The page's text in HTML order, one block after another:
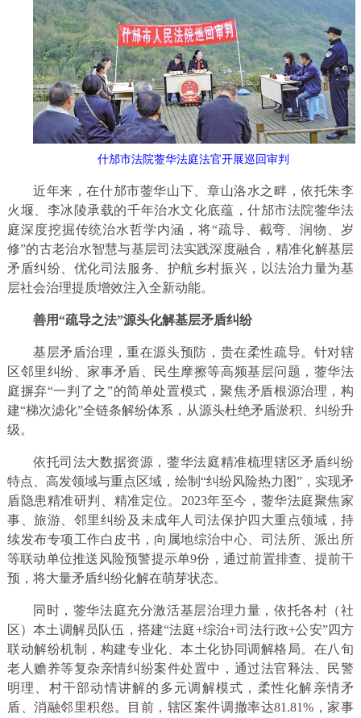
什邡市法院蓥华法庭法官开展巡回审判
近年来，在什邡市蓥华山下、章山洛水之畔，依托朱李
火堰、李冰陵承载的千年治水文化底蕴，什邡市法院蓥华法
庭深度挖掘传统治水哲学内涵，将“疏导、截弯、润物、岁
修”的古老治水智慧与基层司法实践深度融合，精准化解基层
矛盾纠纷、优化司法服务、护航乡村振兴，以法治力量为基
层社会治理提质增效注入全新动能。
善用“疏导之法”源头化解基层矛盾纠纷
基层矛盾治理，重在源头预防，贵在柔性疏导。针对辖
区邻里纠纷、家事矛盾、民生摩擦等高频基层问题，蓥华法
庭摒弃“一判了之”的简单处置模式，聚焦矛盾根源治理，构
建“梯次滤化”全链条解纷体系，从源头杜绝矛盾淤积、纠纷升
级。
依托司法大数据资源，蓥华法庭精准梳理辖区矛盾纠纷
特点、高发领域与重点区域，绘制“纠纷风险热力图”，实现矛
盾隐患精准研判、精准定位。2023年至今，蓥华法庭聚焦家
事、旅游、邻里纠纷及未成年人司法保护四大重点领域，持
续发布专项工作白皮书，向属地综治中心、司法所、派出所
等联动单位推送风险预警提示单9份，通过前置排查、提前干
预，将大量矛盾纠纷化解在萌芽状态。
同时，蓥华法庭充分激活基层治理力量，依托各村（社
区）本土调解员队伍，搭建“法庭+综治+司法行政+公安”四方
联动解纷机制，构建专业化、本土化协同调解格局。在八旬
老人赡养等复杂亲情纠纷案件处置中，通过法官释法、民警
明理、村干部动情讲解的多元调解模式，柔性化解亲情矛
盾、消融邻里积怨。目前，辖区案件调撤率达81.81%，家事